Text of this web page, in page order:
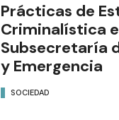
Prácticas de
Criminalística
Subsecretaría
y Emergencia
SOCIEDAD